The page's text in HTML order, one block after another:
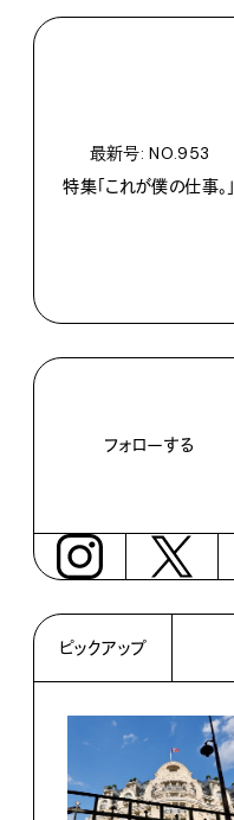
最新号: NO.953
特集「これが僕の仕事。」
フォローする
ピックアップ